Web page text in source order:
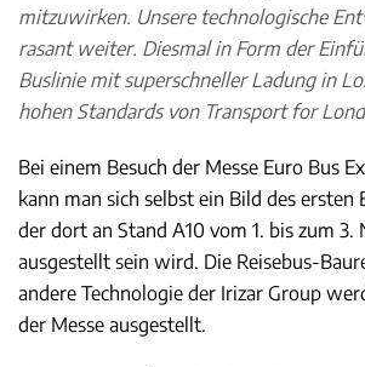
mitzuwirken. Unsere technologische
rasant weiter. Diesmal in Form der
Buslinie mit superschneller Ladung in
hohen Standards von Transport for
Bei einem Besuch der Messe Euro Bus
kann man sich selbst ein Bild des ersten
der dort an Stand A10 vom 1. bis zum 3.
ausgestellt sein wird. Die Reisebus-
andere Technologie der Irizar Group
der Messe ausgestellt.